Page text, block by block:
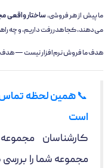
ما پیش از هر فروشی،ساختار واقعی
می‌دهند، کجا هدررفت داریم، و چه
هدف ما فروش نرم‌افزار نیست — هدف
📞همین لحظه تماس
است
کارشناسان مجموعه
مجموعه شما را بررسی